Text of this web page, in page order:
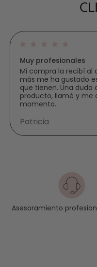
Asacpharma, una
¿QUÉ
Mbm estimulador de
tratamiento diseñado
celular, mejorando la
Aceite regenerador CPI
proporcionando
Sérums revitalizantes
activos que actúan
luminosidad y firmeza
Tratamientos post-
Muy profesionales
Mi compra la recibí al
más me ha gustado
que tienen. Una duda
producto, llamé y me
momento.
Patricia
Asesoramiento